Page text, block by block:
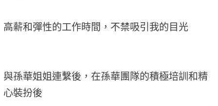
高薪和彈性的工作時間，不禁吸引我的目光
與孫華姐姐連繫後，在孫華團隊的積極培訓和精
心裝扮後